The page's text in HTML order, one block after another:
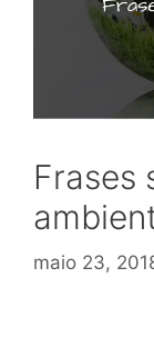
Frases
maio 23,